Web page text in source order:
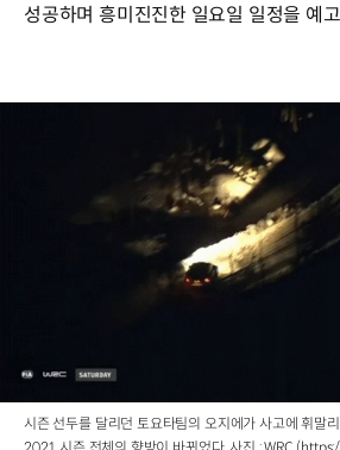
성공하며 흥미진진한 일요일 일정을 예
시즌 선두를 달리던 토요타팀의 오지에가 사고에 휘말